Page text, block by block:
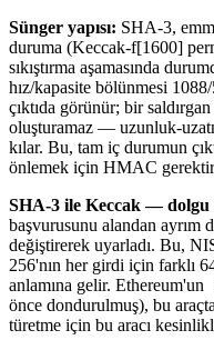
Sünger yapısı: SHA-3,
duruma (Keccak-f[1600]
sıkıştırma aşamasında
hız/kapasite bölünmesi
çıktıda görünür; bir
oluşturamaz — uzunluk-
kılar. Bu, tam iç durumun
önlemek için HMAC
SHA-3 ile Keccak — dolgu
başvurusunu alandan ayrım
değiştirerek uyarladı. Bu,
256'nın her girdi için farklı
anlamına gelir. Ethereum'un
önce dondurulmuş), bu
türetme için bu aracı